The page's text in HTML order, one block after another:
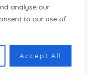
analyse our
to our use of
Accept All